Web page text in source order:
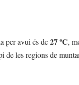
per avui és de27 ºC,
de les regions de